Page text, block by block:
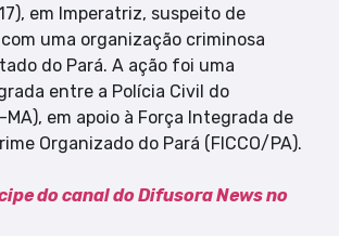
em Imperatriz, suspeito de
uma organização criminosa
do Pará. A ação foi uma
entre a Polícia Civil do
MA), em apoio à Força Integrada de
Organizado do Pará (FICCO/PA).
do canal do Difusora News no